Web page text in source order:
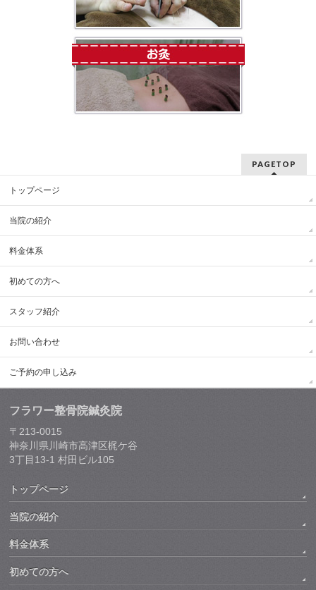
PAGETOP
トップページ
当院の紹介
料金体系
初めての方へ
スタッフ紹介
お問い合わせ
ご予約の申し込み
フラワー整骨院鍼灸院
〒213-0015
神奈川県川崎市高津区梶ケ谷
3丁目13-1 村田ビル105
トップページ
当院の紹介
料金体系
初めての方へ